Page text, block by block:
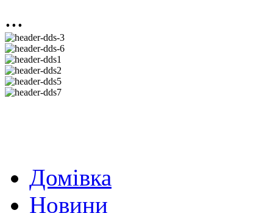
...
Домівка
Новини